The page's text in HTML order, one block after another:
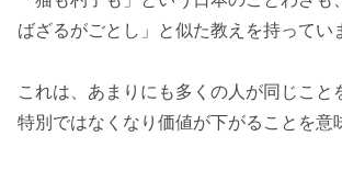
ばざるがごとし」と似た教えを持ってい
これは、あまりにも多くの人が同じこと
特別ではなくなり価値が下がることを意